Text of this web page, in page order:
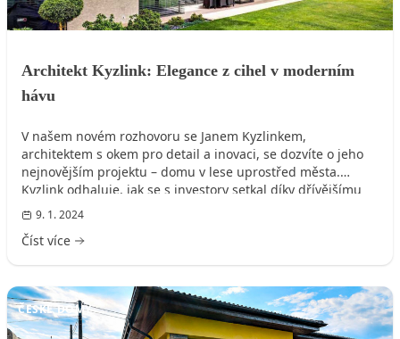
Architekt Kyzlink: Elegance z cihel v moderním
hávu
V našem novém rozhovoru se Janem Kyzlinkem,
architektem s okem pro detail a inovaci, se dozvíte o jeho
nejnovějším projektu – domu v lese uprostřed města.
Kyzlink odhaluje, jak se s investory setkal díky dřívějšímu
projektu publikovanému v časopisu a diskutuje o
důležitosti poznání klienta pro finalizaci návrhu. Přestože
při tvorbě domu narazil na několik výzev, včetně respektu k
prostředí a rozpočtu, projekt proběhl hladce.
9. 1. 2024
Číst více
ČESKÉ DOMY